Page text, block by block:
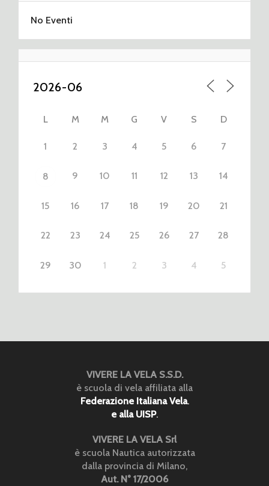
No Eventi
L M M G V S D
1 2 3 4 5 6 7
8 9 10 11 12 13 14
15 16 17 18 19 20 21
22 23 24 25 26 27 28
29 30 1 2 3 4 5
VIVERE LA VELA S.S.D.
è scuola di vela affiliata alla
Federazione Italiana Vela.
e alla UISP.
VIVERE LA VELA Srl
è scuola Nautica autorizzata
dalla provincia di Milano,
Aut. N° 17/2006